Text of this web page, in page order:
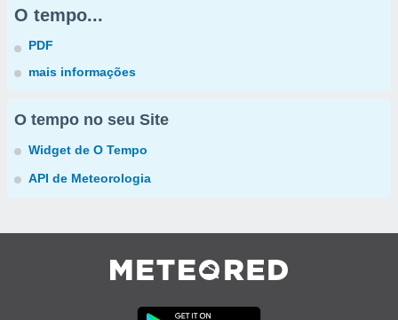
O tempo...
PDF
mais informações
O tempo no seu Site
Widget de O Tempo
API de Meteorologia